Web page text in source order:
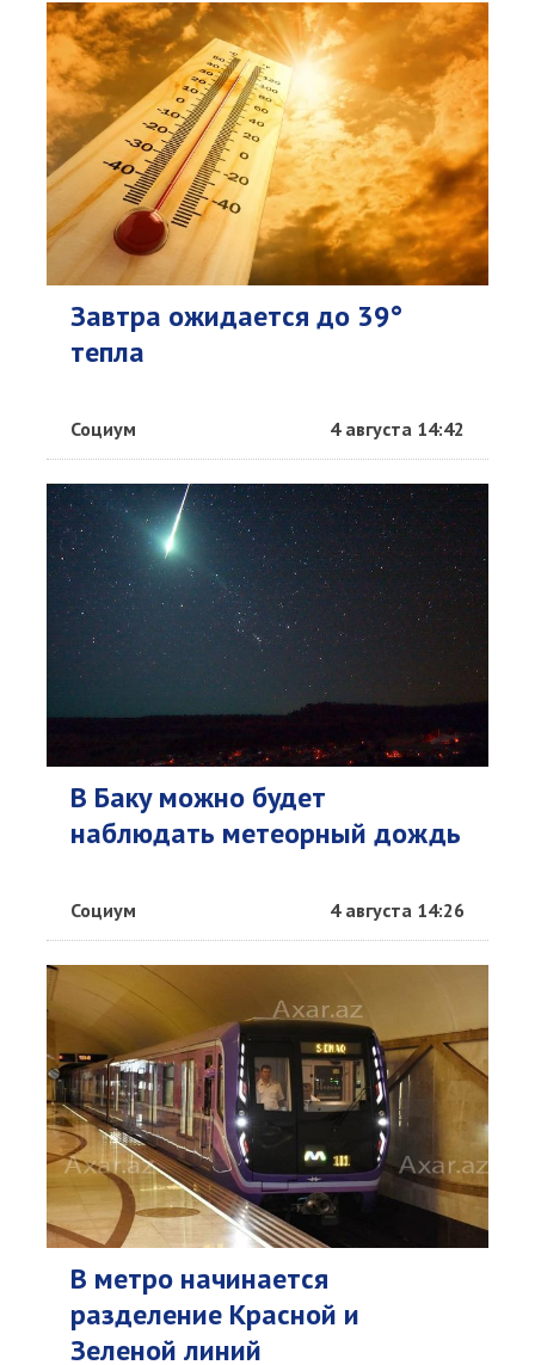
Завтра ожидается до 39°
тепла
Социум 4 августа 14:42
В Баку можно будет
наблюдать метеорный дождь
Социум 4 августа 14:26
В метро начинается
разделение Красной и
Зеленой линий